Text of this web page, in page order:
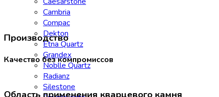
Cambria
Compac
Dekton
Etna Quartz
Grandex
Noblle Quartz
Radianz
Silestone
Производство
Качество без компромиссов